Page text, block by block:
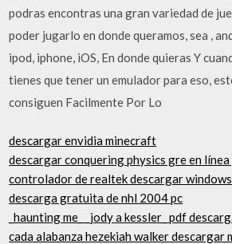
podras encontras una gran variedad de
poder jugarlo en donde queramos, sea ,
ipod, iphone, iOS, En donde quieras Y
tienes que tener un emulador para eso,
consiguen Facilmente Por Lo
descargar envidia minecraft
descargar conquering physics gre en
controlador de realtek descargar
descarga gratuita de nhl 2004 pc
_haunting me_ _jody a kessler_ pdf
cada alabanza hezekiah walker descargar